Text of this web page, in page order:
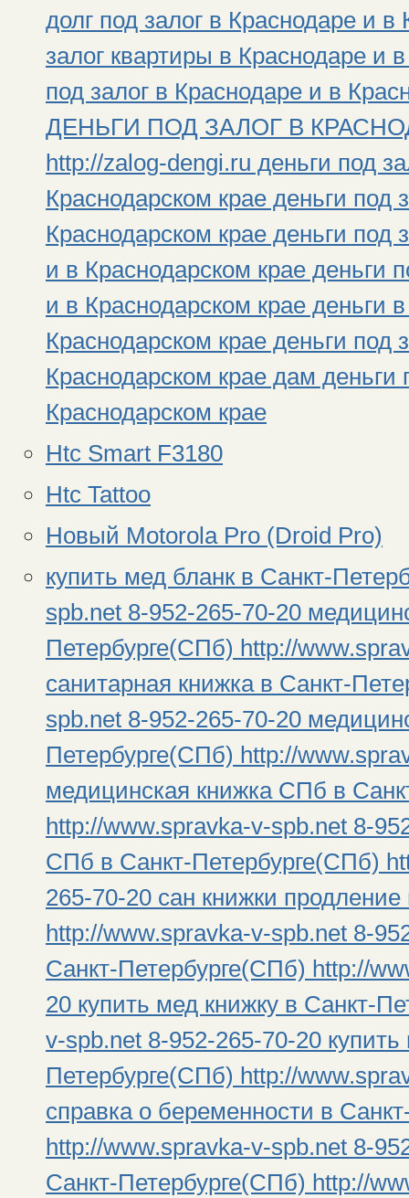
долг под залог в Краснодаре и
залог квартиры в Краснодаре и
под залог в Краснодаре и в
ДЕНЬГИ ПОД ЗАЛОГ В
http://zalog-dengi.ru деньги под
Краснодарском крае деньги под
Краснодарском крае деньги
и в Краснодарском крае деньги
и в Краснодарском крае деньги
Краснодарском крае деньги под
Краснодарском крае дам деньги
Краснодарском крае
Htc Smart F3180
Htc Tattoo
Новый Motorola Pro (Droid Pro)
купить мед бланк в Санкт-
spb.net 8-952-265-70-20
Петербурге(СПб) http://
санитарная книжка в Санкт-
spb.net 8-952-265-70-20
Петербурге(СПб) http://
медицинская книжка СПб в
http://www.spravka-v-spb.net 8-
СПб в Санкт-Петербурге(СПб)
265-70-20 сан книжки
http://www.spravka-v-spb.net 8-
Санкт-Петербурге(СПб) http://
20 купить мед книжку в Санкт-
v-spb.net 8-952-265-70-20
Петербурге(СПб) http://
справка о беременности в
http://www.spravka-v-spb.net 8-
Санкт-Петербурге(СПб) http://